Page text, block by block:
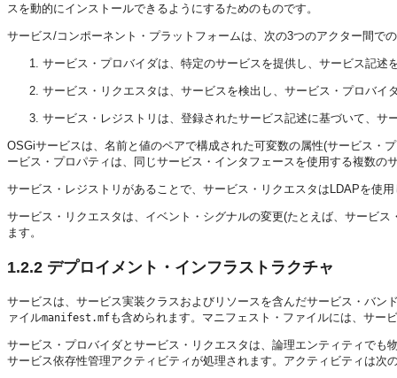
スを動的にインストールできるようにするためのものです。
サービス/コンポーネント・プラットフォームは、次の3つのアクター間で
サービス・プロバイダは、特定のサービスを提供し、サービス記述
サービス・リクエスタは、サービスを検出し、サービス・プロバイ
サービス・レジストリは、登録されたサービス記述に基づいて、サ
OSGiサービスは、名前と値のペアで構成された可変数の属性(サービス・
ービス・プロパティは、同じサービス・インタフェースを使用する複数の
サービス・レジストリがあることで、サービス・リクエスタはLDAPを使
サービス・リクエスタは、イベント・シグナルの変更(たとえば、サービ
ます。
1.2.2 デプロイメント・インフラストラクチャ
サービスは、サービス実装クラスおよびリソースを含んだサービス・バ
ァイルmanifest.mfも含められます。マニフェスト・ファイルには、サー
サービス・プロバイダとサービス・リクエスタは、論理エンティティで
サービス依存性管理アクティビティが処理されます。アクティビティは次